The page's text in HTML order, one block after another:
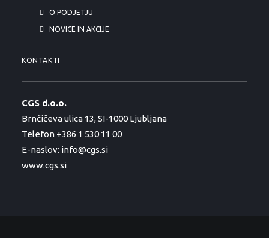
O PODJETJU
NOVICE IN AKCIJE
KONTAKTI
CGS d.o.o.
Brnčičeva ulica 13, SI-1000 Ljubljana
Telefon +386 1 530 11 00
E-naslov: info@cgs.si
www.cgs.si